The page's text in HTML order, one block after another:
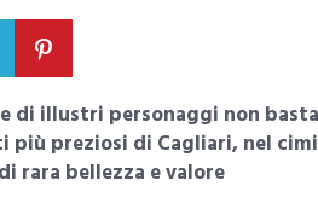
di illustri personaggi non
più preziosi di Cagliari, nel
rara bellezza e valore